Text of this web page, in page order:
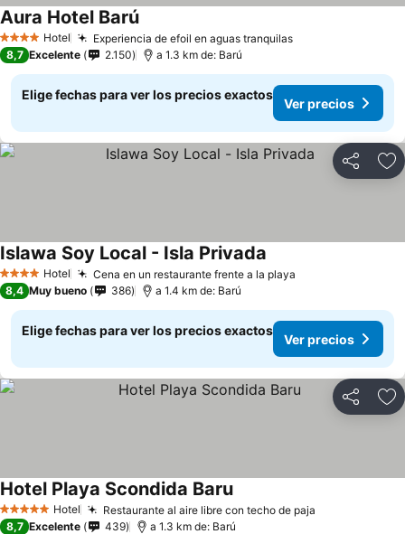
4 EstrellasHotel Experiencia de efoil en aguas tranquilasVer precios
Aura Hotel BarúVer precios
8,7 Excelente 2.150 a 1.3 km de: Barú
Elige fechas para ver los precios exactos
Ver precios
Compartir
4 EstrellasHotel Cena en un restaurante frente a la playa
Islawa Soy Local - Isla Privada
8,4 Muy bueno 386 a 1.4 km de: Barú
Elige fechas para ver los precios exactos
Ver precios
Compartir
5 Estrellas Hotel Restaurante al aire libre con techo de paja
Hotel Playa Scondida BaruVer precios
8,7 Excelente 439 a 1.3 km de: Barú